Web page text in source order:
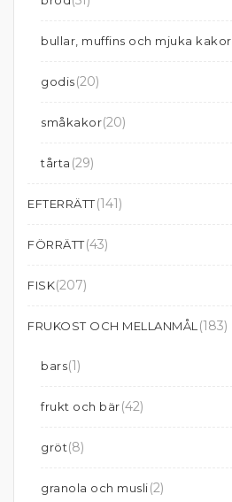
bullar, muffins och mjuka kakor
godis(20)
småkakor(20)
tårta (29)
EFTERRÄTT(141)
FÖRRÄTT(43)
FISK(207)
FRUKOST OCH MELLANMÅL (183)
bars(1)
frukt och bär(42)
gröt(8)
granola och musli(2)